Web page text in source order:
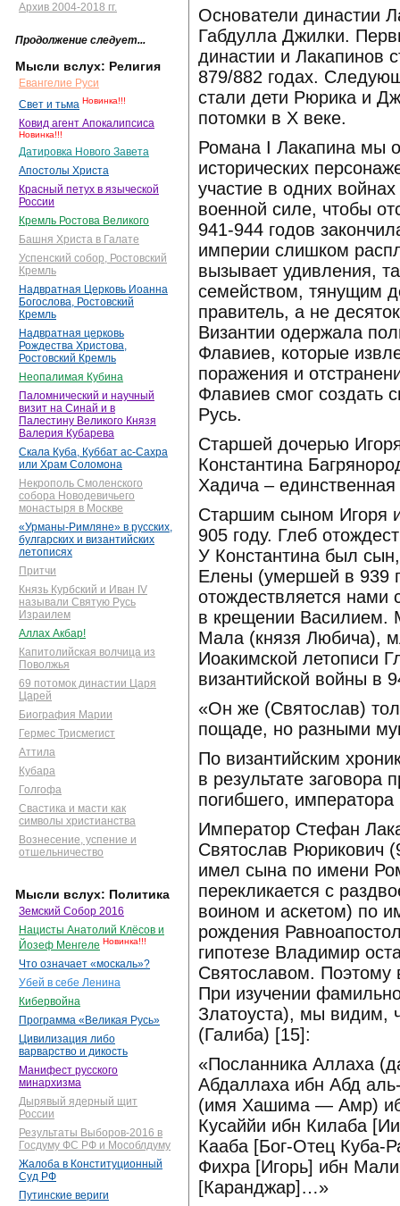
Архив 2004-2018 гг.
Продолжение следует...
Мысли вслух: Религия
Евангелие Руси
Свет и тьма Новинка!!!
Ковид агент Апокалипсиса
Новинка!!!
Датировка Нового Завета
Апостолы Христа
Красный петух в языческой
России
Кремль Ростова Великого
Башня Христа в Галате
Успенский собор, Ростовский
Кремль
Надвратная Церковь Иоанна
Богослова, Ростовский
Кремль
Надвратная церковь
Рождества Христова,
Ростовский Кремль
Неопалимая Кубина
Паломнический и научный
визит на Синай и в
Палестину Великого Князя
Валерия Кубарева
Скала Куба, Куббат ас-Сахра
или Храм Соломона
Некрополь Смоленского
собора Новодевичьего
монастыря в Москве
«Урманы-Римляне» в русских,
булгарских и византийских
летописях
Притчи
Князь Курбский и Иван IV
называли Святую Русь
Израилем
Аллах Акбар!
Капитолийская волчица из
Поволжья
69 потомок династии Царя
Царей
Биография Марии
Гермес Трисмегист
Аттила
Кубара
Голгофа
Свастика и масти как
символы христианства
Вознесение, успение и
отшельничество
Мысли вслух: Политика
Земский Собор 2016
Нацисты Анатолий Клёсов и
Йозеф Менгеле Новинка!!!
Что означает «москаль»?
Убей в себе Ленина
Кибервойна
Программа «Великая Русь»
Цивилизация либо
варварство и дикость
Манифест русского
минархизма
Дырявый ядерный щит
России
Результаты Выборов-2016 в
Госдуму ФС РФ и Мособлдуму
Жалоба в Конституционный
Суд РФ
Путинские вериги
Основатели династии
Габдулла Джилки.
династии и Лакапинов
879/882 годах.
стали дети Рюрика и
потомки в X веке.
Романа I Лакапина мы
исторических
участие в одних
военной силе, чтобы
941-944 годов
империи слишком
вызывает удивления,
семейством, тянущим
правитель, а не
Византии одержала
Флавиев, которые
поражения и
Флавиев смог создать
Русь.
Старшей дочерью
Константина
Хадича –
Старшим сыном Игоря
905 году. Глеб
У Константина был
Елены (умершей в 939
отождествляется
в крещении Василием.
Мала (князя Любича),
Иоакимской летописи
византийской войны в
«Он же (Святослав)
пощаде, но разными
По византийским
в результате заговора
погибшего,
Император Стефан
Святослав Рюрикович
имел сына по имени
перекликается с
воином и аскетом) по
рождения
гипотезе Владимир
Святославом. Поэтому
При изучении
Златоуста), мы видим,
(Галиба) [15]:
«Посланника Аллаха
Абдаллаха ибн Абд
(имя Хашима — Амр)
Кусаййи ибн Килаба
Кааба [Бог-Отец Куба-
Фихра [Игорь] ибн
[Каранджар]…»